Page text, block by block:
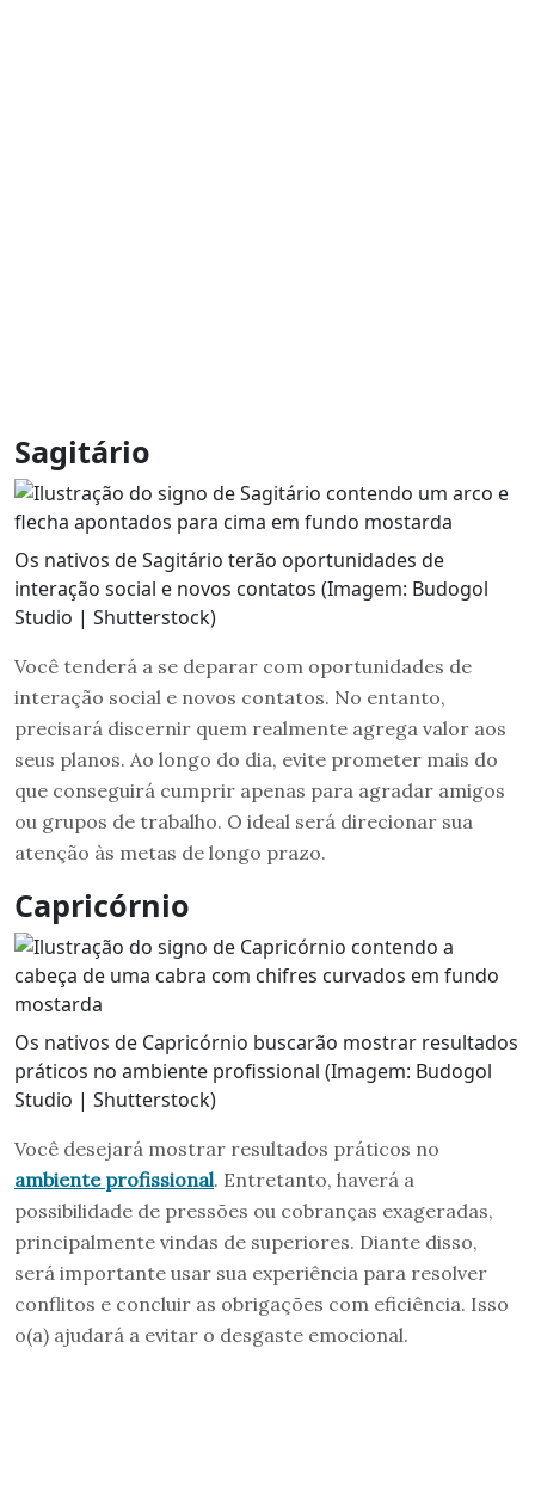
Sagitário
Os nativos de Sagitário terão oportunidades de
interação social e novos contatos (Imagem: Budogol
Studio | Shutterstock)
Você tenderá a se deparar com oportunidades de
interação social e novos contatos. No entanto,
precisará discernir quem realmente agrega valor aos
seus planos. Ao longo do dia, evite prometer mais do
que conseguirá cumprir apenas para agradar amigos
ou grupos de trabalho. O ideal será direcionar sua
atenção às metas de longo prazo.
Capricórnio
Os nativos de Capricórnio buscarão mostrar resultados
práticos no ambiente profissional (Imagem: Budogol
Studio | Shutterstock)
Você desejará mostrar resultados práticos no
ambiente profissional. Entretanto, haverá a
possibilidade de pressões ou cobranças exageradas,
principalmente vindas de superiores. Diante disso,
será importante usar sua experiência para resolver
conflitos e concluir as obrigações com eficiência. Isso
o(a) ajudará a evitar o desgaste emocional.